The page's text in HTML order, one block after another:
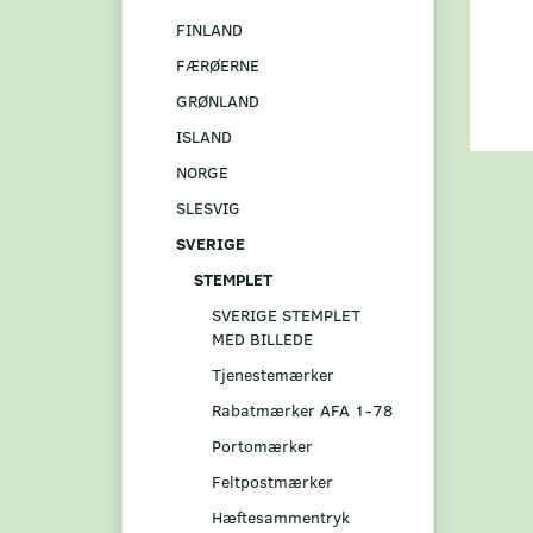
FINLAND
FÆRØERNE
GRØNLAND
ISLAND
NORGE
SLESVIG
SVERIGE
STEMPLET
SVERIGE STEMPLET
MED BILLEDE
Tjenestemærker
Rabatmærker AFA 1-78
Portomærker
Feltpostmærker
Hæftesammentryk